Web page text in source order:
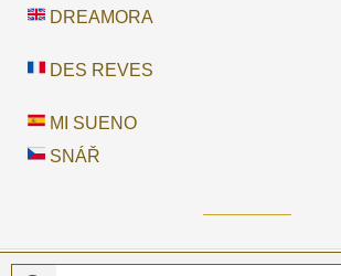
DREAMORA
DES REVES
MI SUENO
SNÁŘ